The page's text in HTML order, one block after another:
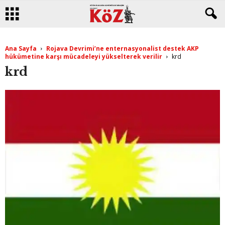
Ana Sayfa
Rojava Devrimi’ne enternasyonalist destek AKP
hükümetine karşı mücadeleyi yükselterek verilir
krd
krd